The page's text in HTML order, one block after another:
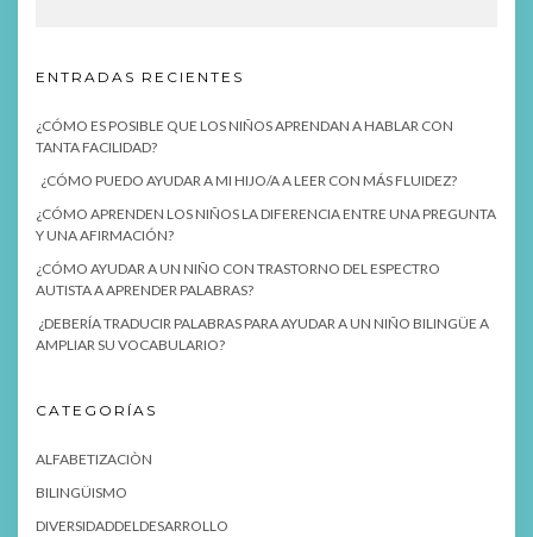
ENTRADAS RECIENTES
¿CÓMO ES POSIBLE QUE LOS NIÑOS APRENDAN A HABLAR CON
TANTA FACILIDAD?
¿CÓMO PUEDO AYUDAR A MI HIJO/A A LEER CON MÁS FLUIDEZ?
¿CÓMO APRENDEN LOS NIÑOS LA DIFERENCIA ENTRE UNA PREGUNTA
Y UNA AFIRMACIÓN?
¿CÓMO AYUDAR A UN NIÑO CON TRASTORNO DEL ESPECTRO
AUTISTA A APRENDER PALABRAS?
¿DEBERÍA TRADUCIR PALABRAS PARA AYUDAR A UN NIÑO BILINGÜE A
AMPLIAR SU VOCABULARIO?
CATEGORÍAS
ALFABETIZACIÒN
BILINGÜISMO
DIVERSIDADDELDESARROLLO